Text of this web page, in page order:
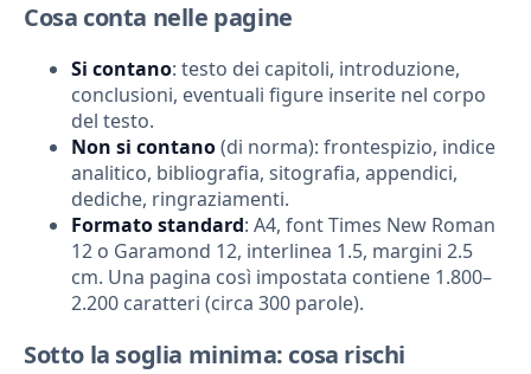
Cosa conta nelle pagine
Si contano: testo dei capitoli, introduzione,
conclusioni, eventuali figure inserite nel corpo
del testo.
Non si contano(di norma): frontespizio, indice
analitico, bibliografia, sitografia, appendici,
dediche, ringraziamenti.
Formato standard: A4, font Times New Roman
12 o Garamond 12, interlinea 1.5, margini 2.5
cm. Una pagina così impostata contiene 1.800–
2.200 caratteri (circa 300 parole).
Sotto la soglia minima: cosa rischi